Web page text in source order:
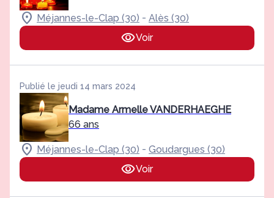
Méjannes-le-Clap (30) - Alès (30)
Voir
Publié le jeudi 14 mars 2024
Madame Armelle VANDERHAEGHE
66 ans
Méjannes-le-Clap (30) - Goudargues (30)
Voir